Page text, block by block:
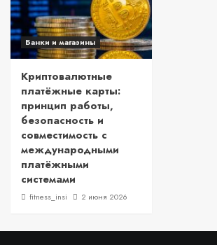
Банки и магазины
Криптовалютные
платёжные карты:
принцип работы,
безопасность и
совместимость с
международными
платёжными
системами
fitness_insi 2 июня 2026